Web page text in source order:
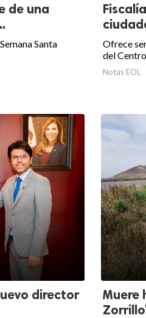
de una
Santa
Ofrece
del
Notas EOL
director
Muere